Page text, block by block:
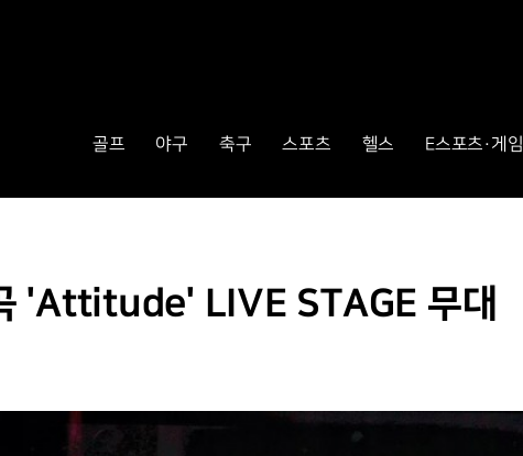
골프 야구 축구 스포츠 헬스 E스포츠·게임
'Attitude' LIVE STAGE 무대